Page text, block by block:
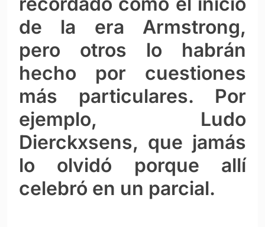
de la era Armstrong,
pero otros lo habrán
hecho por cuestiones
más particulares. Por
ejemplo, Ludo
Dierckxsens, que jamás
lo olvidó porque allí
celebró en un parcial.